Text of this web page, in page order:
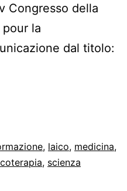
Congresso della
la
dal titolo:
, laico, medicina,
, scienza